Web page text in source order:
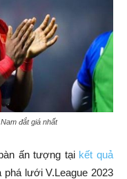
đắt giá nhất
ấn tượng tại kết quả
lưới V.League 2023